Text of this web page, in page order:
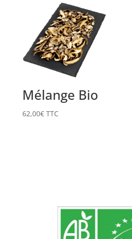
Mélange Bio
62,00€ TTC